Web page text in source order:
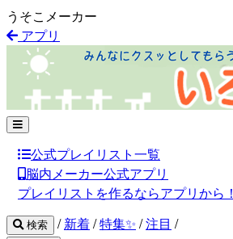
うそこメーカー
アプリ
公式プレイリスト一覧
脳内メーカー公式アプリ
プレイリストを作るならアプリから！
検索 / 新着/特集✨ /注目 /